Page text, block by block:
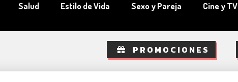
Salud Estilo de Vida Sexo y Pareja Cine y TV
PROMOCIONES